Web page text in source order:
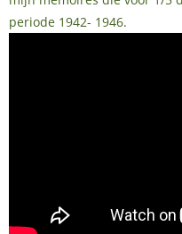
periode 1942- 1946.